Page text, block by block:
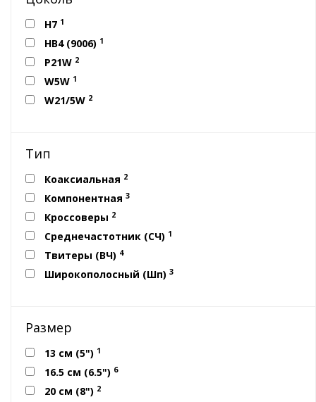
H7 1
HB4 (9006) 1
P21W 2
W5W 1
W21/5W 2
Тип
Коаксиальная 2
Компонентная 3
Кроссоверы 2
Среднечастотник (СЧ) 1
Твитеры (ВЧ) 4
Широкополосный (Шп) 3
Размер
13 см (5") 1
16.5 см (6.5") 6
20 см (8") 2